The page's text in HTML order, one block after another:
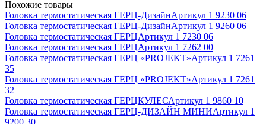
Похожие товары
Головка термостатическая ГЕРЦ-ДизайнАртикул 1 9230 06
Головка термостатическая ГЕРЦ-ДизайнАртикул 1 9260 06
Головка термостатическая ГЕРЦАртикул 1 7230 06
Головка термостатическая ГЕРЦАртикул 1 7262 00
Головка термостатическая ГЕРЦ «PROJEKT»Артикул 1 7261
35
Головка термостатическая ГЕРЦ «PROJEKT»Артикул 1 7261
32
Головка термостатическая ГЕРЦКУЛЕСАртикул 1 9860 10
Головка термостатическая ГЕРЦ-ДИЗАЙН МИНИАртикул 1
9200 30